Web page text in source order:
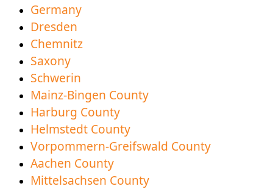
aprendizaje del alemán.
Ahora también disponible en polaco y checo para
una mejor vecindad
El área de ofertas educativas ayuda a la
adquisición exitosa del idioma para una mejor
comprensión.
Nueva Región del Condado de Vorpommern-
Greifwald disponible para descargar
Germany
Dresden
Chemnitz
Saxony
Schwerin
Mainz-Bingen County
Harburg County
Helmstedt County
Vorpommern-Greifswald County
Aachen County
Mittelsachsen County